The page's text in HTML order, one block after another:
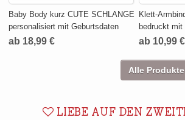
Baby Body kurz CUTE SCHLANGE
personalisiert mit Geburtsdaten
ab 18,99 €
Klett-
bedruckt mit
ab 10,99 €
Alle
LIEBE AUF DEN